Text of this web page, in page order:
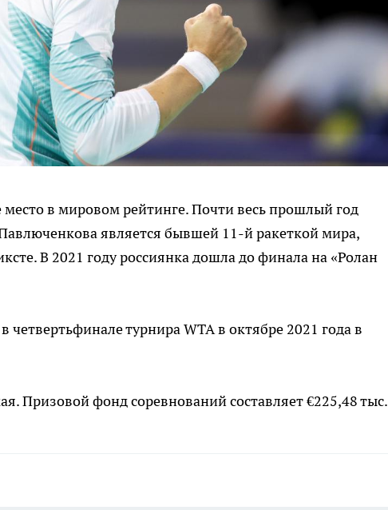
в мировом рейтинге. Почти весь прошлый год
является бывшей 11-й ракеткой мира,
В 2021 году россиянка дошла до финала на «Ролан
турнира WTA в октябре 2021 года в
Призовой фонд соревнований составляет €225,48 тыс.